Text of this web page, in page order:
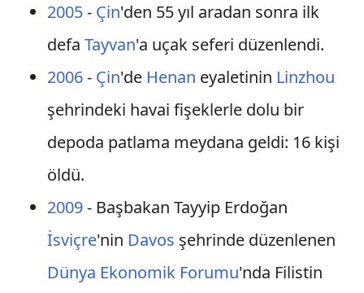
2005- Çin'den 55 yıl aradan sonra ilk
defa Tayvan'a uçak seferi düzenlendi.
2006- Çin'de Henan eyaletinin Linzhou
şehrindeki havai fişeklerle dolu bir
depoda patlama meydana geldi: 16 kişi
öldü.
2009- Başbakan Tayyip Erdoğan
İsviçre'nin Davos şehrinde düzenlenen
Dünya Ekonomik Forumu'nda Filistin